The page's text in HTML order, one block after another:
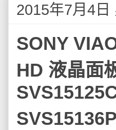
2015年7月4日
SONY
HD 液晶面